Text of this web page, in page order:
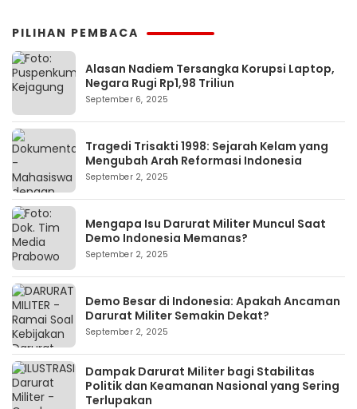
PILIHAN PEMBACA
Alasan Nadiem Tersangka Korupsi Laptop,
Negara Rugi Rp1,98 Triliun
September 6, 2025
Tragedi Trisakti 1998: Sejarah Kelam yang
Mengubah Arah Reformasi Indonesia
September 2, 2025
Mengapa Isu Darurat Militer Muncul Saat
Demo Indonesia Memanas?
September 2, 2025
Demo Besar di Indonesia: Apakah Ancaman
Darurat Militer Semakin Dekat?
September 2, 2025
Dampak Darurat Militer bagi Stabilitas
Politik dan Keamanan Nasional yang Sering
Terlupakan